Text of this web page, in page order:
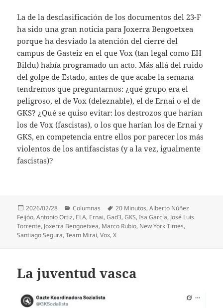
La de la desclasificación de los documentos del 23-F
ha sido una gran noticia para Joxerra Bengoetxea
porque ha desviado la atención del cierre del
campus de Gasteiz en el que Vox (tan legal como EH
Bildu) había programado un acto. Más allá del ruido
del golpe de Estado, antes de que acabe la semana
tendremos que preguntarnos: ¿qué grupo era el
peligroso, el de Vox (deleznable), el de Ernai o el de
GKS? ¿Qué se quiso evitar: los destrozos que harían
los de Vox (fascistas), o los que harían los de Ernai y
GKS, en competencia entre ellos por parecer los más
violentos de los antifascistas (y a la vez, igualmente
fascistas)?
Publicado
el
2026/02/28 Categorías
Columnas Etiquetas
20 Minutos,Alberto Núñez
Feijóo,Antonio Ortiz, ELA, Ernai,Gad3,GKS,Isa García, José Luis
Torrente, Joxerra Bengoetxea, Marco Rubio, New York Times,
Santiago Segura,Team Mirai,Vox,X
La juventud vasca